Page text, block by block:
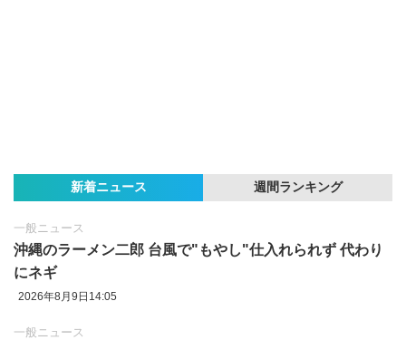
新着ニュース 週間ランキング
一般ニュース
沖縄のラーメン二郎 台風で"もやし"仕入れられず 代わり
にネギ
2026年8月9日14:05
一般ニュース